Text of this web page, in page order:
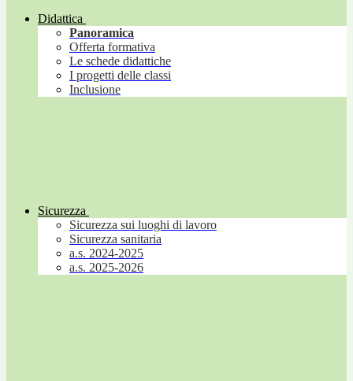
Didattica
Panoramica
Offerta formativa
Le schede didattiche
I progetti delle classi
Inclusione
Sicurezza
Sicurezza sui luoghi di lavoro
Sicurezza sanitaria
a.s. 2024-2025
a.s. 2025-2026